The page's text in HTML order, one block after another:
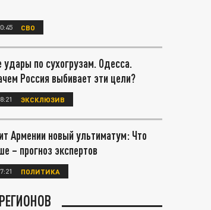
СВО
по сухогрузам. Одесса.
Россия выбивает эти цели?
ЭКСКЛЮЗИВ
Армении новый ультиматум: Что
– прогноз экспертов
ПОЛИТИКА